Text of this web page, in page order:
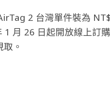
2 台灣單件裝為
1 月 26 日起開放線上訂
。